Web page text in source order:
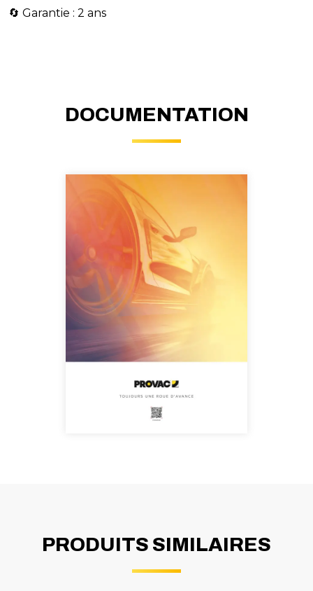
🔄 Garantie : 2 ans
DOCUMENTATION
PRODUITS SIMILAIRES